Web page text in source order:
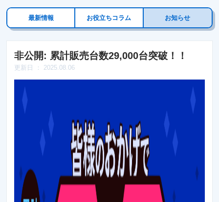
最新情報 お役立ちコラム お知らせ
非公開: 累計販売台数29,000台突破！！
更新日 ： 2025.08.06